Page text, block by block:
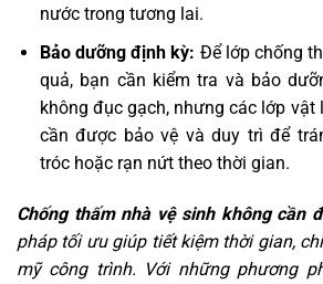
nước trong tương lai.
Bảo dưỡng định kỳ: Để lớp chống
quả, bạn cần kiểm tra và bảo
không đục gạch, nhưng các lớp vật
cần được bảo vệ và duy trì để
tróc hoặc rạn nứt theo thời gian.
Chống thấm nhà vệ sinh không cần
pháp tối ưu giúp tiết kiệm thời gian,
mỹ công trình. Với những phương